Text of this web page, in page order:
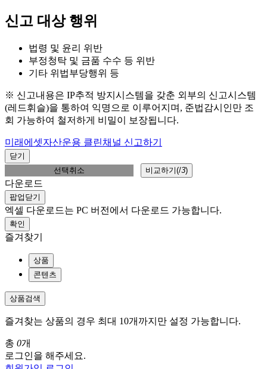
신고 대상 행위
법령 및 윤리 위반
부정청탁 및 금품 수수 등 위반
기타 위법부당행위 등
※ 신고내용은 IP추적 방지시스템을 갖춘 외부의 신고시스템
(레드휘슬)을 통하여 익명으로 이루어지며, 준법감시인만 조
회 가능하여 철저하게 비밀이 보장됩니다.
미래에셋자산운용 클린채널 신고하기
닫기
선택취소
비교하기(/3)
다운로드
팝업닫기
엑셀 다운로드는 PC 버전에서 다운로드 가능합니다.
확인
즐겨찾기
상품
콘텐츠
상품검색
즐겨찾는 상품의 경우 최대 10개까지만 설정 가능합니다.
총 0개
로그인을 해주세요.